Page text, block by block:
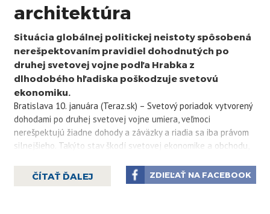
architektúra
Situácia globálnej politickej neistoty spôsobená
nerešpektovaním pravidiel dohodnutých po
druhej svetovej vojne podľa Hrabka z
dlhodobého hľadiska poškodzuje svetovú
ekonomiku.
Bratislava 10. januára (Teraz.sk) – Svetový poriadok vytvorený
dohodami po druhej svetovej vojne umiera, veľmoci
nerešpektujú žiadne dohody a záväzky a riadia sa iba právom
silnejšieho. Takýto stav škodí svetovej ekonomike a obchodu,
TV to povedal publicista Juraj Hrabko.
ČÍTAŤ ĎALEJ ZDIEĽAŤ NA FACEBOOK